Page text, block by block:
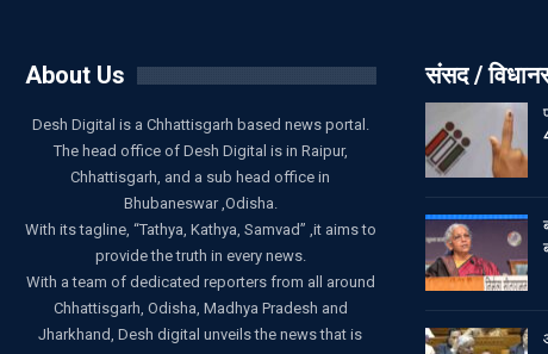
About Us
Desh Digital is a Chhattisgarh based news portal.
The head office of Desh Digital is in Raipur,
Chhattisgarh, and a sub head office in
Bhubaneswar ,Odisha.
With its tagline, “Tathya, Kathya, Samvad” ,it aims to
provide the truth in every news.
With a team of dedicated reporters from all around
Chhattisgarh, Odisha, Madhya Pradesh and
Jharkhand, Desh digital unveils the news that is
संसद /